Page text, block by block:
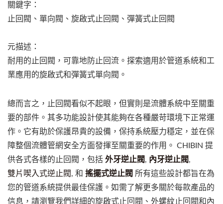
關鍵字：
止回閥、單向閥、旋啟式止回閥、彈簧式止回閥
元描述：
耐用的止回閥，可靠地防止回流。探索適用於管道系統和工
業應用的旋啟式和彈簧式單向閥。
總而言之，止回閥看似不起眼，但實則是流體系統中至關重
要的部件。其多功能設計使其能夠在各種嚴苛環境下正常運
作。它有助於保護昂貴的設備，保持系統壓力穩定，並在保
障整個流體管網安全方面發揮至關重要的作用。 CHIBIN 提
供各式各樣的止回閥，包括 外牙逆止閥, 內牙逆止閥,
雙片喫入式逆止閥, 和 搖擺式逆止閥 所有這些設計都旨在為
您的管道系統提供最佳保護。如需了解更多關於每款產品的
信息，請瀏覽我們詳細的旋啟式止回閥、外螺紋止回閥和內